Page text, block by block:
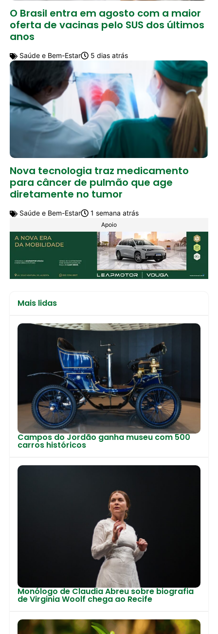
O Brasil entra em agosto com a maior
oferta de vacinas pelo SUS dos últimos
anos
Saúde e Bem-Estar 5 dias atrás
Nova tecnologia traz medicamento
para câncer de pulmão que age
diretamente no tumor
Saúde e Bem-Estar 1 semana atrás
Apoio
Mais lidas
Campos do Jordão ganha museu com 500
carros históricos
Monólogo de Claudia Abreu sobre biografia
de Virginia Woolf chega ao Recife